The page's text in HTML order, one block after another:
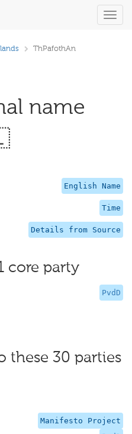
ThPafothAn
name
English Name
Time
Details from Source
core party
PvdD
these 30 parties
Manifesto Project